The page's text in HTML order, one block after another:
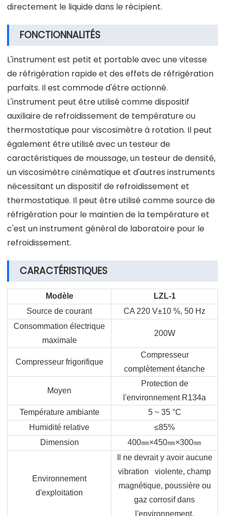
directement le liquide dans le récipient.
FONCTIONNALITÉS
L'instrument est petit et portable avec une vitesse
de réfrigération rapide et des effets de réfrigération
parfaits. Il est commode d'être actionné.
L'instrument peut être utilisé comme dispositif
auxiliaire de refroidissement de température ou
thermostatique pour viscosimètre à rotation. Il peut
également être utilisé avec un testeur de
caractéristiques de moussage, un testeur de densité,
un viscosimètre cinématique et d'autres instruments
nécessitant un dispositif de refroidissement et
thermostatique. Il peut être utilisé comme source de
réfrigération pour le maintien de la température et
c'est un instrument général de laboratoire pour le
refroidissement.
CARACTÉRISTIQUES
Modèle
LZL-1
Source de courant
CA 220 V±10 %, 50 Hz
Consommation électrique
maximale
200W
Compresseur frigorifique
Compresseur
complètement étanche
Moyen
Protection de
l'environnement R134a
Température ambiante
5 ~ 35 °C
Humidité relative
≤85%
Dimension
400㎜×450㎜×300㎜
Environnement
d'exploitation
Il ne devrait y avoir aucune
vibration violente, champ
magnétique, poussière ou
gaz corrosif dans
l'environnement.